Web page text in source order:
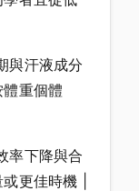
與汗液成分
重個體
率下降與合
更佳時機 |